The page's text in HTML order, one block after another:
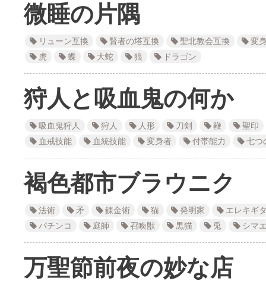
微睡の片隅
リューン互換 賢者の塔互換 聖北教会互換
変
虎
蝶 大蛇 狼 ドラゴン
狩人と吸血鬼の何か
吸血鬼狩人 狩人 人形 刀剣 鞭
聖印
血戒技能
血統技能 変身者 付帯能力 七つ
褐色都市ブラウニク
法術 矛 錬金術 猫 発明家
エレキギ
パチンコ
庭師 召喚獣 黒猫 兎 シマ
万聖節前夜の妙な店